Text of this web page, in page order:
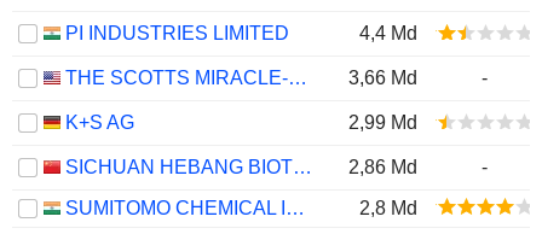
PI INDUSTRIES LIMITED 4,4 Md
THE SCOTTS MIRACLE-GRO COMPANY 3,66 Md -
K+S AG 2,99 Md
SICHUAN HEBANG BIOTECHNOLOGY CORPORATION LIMITED 2,86 Md
-
SUMITOMO CHEMICAL INDIA LIMITED
2,8 Md